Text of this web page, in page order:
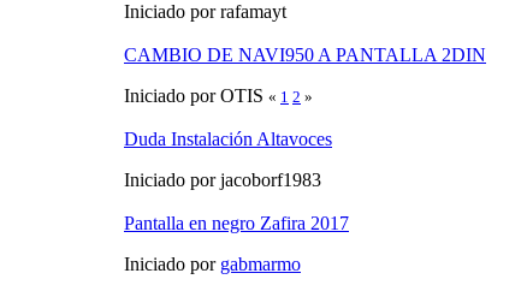
Iniciado por rafamayt
CAMBIO DE NAVI950 A PANTALLA 2DIN
Iniciado por OTIS « 1 2 »
Duda Instalación Altavoces
Iniciado por jacoborf1983
Pantalla en negro Zafira 2017
Iniciado por gabmarmo